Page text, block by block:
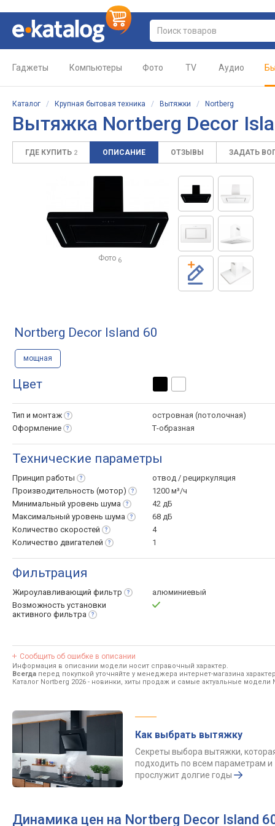
Гаджеты Компьютеры Фото TV Аудио
Каталог / Крупная бытовая техника / Вытяжки / Nortberg
Вытяжка Nortberg Decor
ГДЕ КУПИТЬ 2 ОПИСАНИЕ ОТЗЫВЫ ЗАДАТЬ
Фото 6
Nortberg Decor Island 60
мощная
Цвет
Тип и монтаж
островная (потолочная)
Оформление
Т-образная
Технические параметры
Принцип работы
отвод / рециркуляция
Производительность (мотор)
1200 м³/ч
Минимальный уровень шума
42 дБ
Максимальный уровень шума
68 дБ
Количество скоростей
4
Количество двигателей 1
Фильтрация
Жироулавливающий фильтр
алюминиевый
Возможность установки
активного фильтра
Сообщить об ошибке в описании
Информация в описании модели носит справочный характер.
Всегда перед покупкой уточняйте у менеджера интернет-магазина
Каталог Nortberg 2026 - новинки, хиты продаж и самые актуальные модели
Как выбрать вытяжку
Секреты выбора вытяжки,
подходить по всем параметрам и
прослужит долгие годы
Динамика цен на Nortberg Decor Island